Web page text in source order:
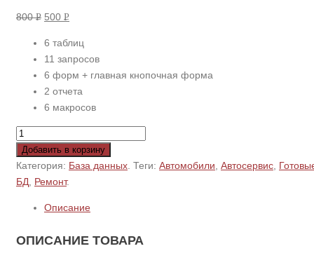
800Р 500 Р
6 таблиц
11 запросов
6 форм + главная кнопочная форма
2 отчета
6 макросов
Добавить в корзину
Категория: База данных. Теги: Автомобили, Автосервис,
БД, Ремонт.
Описание
ОПИСАНИЕ ТОВАРА